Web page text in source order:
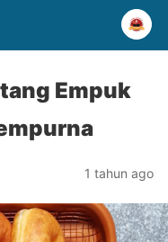
Empuk
1 tahun ago